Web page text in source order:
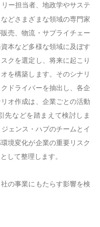
ー担当者、地政学やサステ
どさまざまな領域の専門家
売、物流・サプライチェー
本など多様な領域に及ぼす
クを選定し、将来に起こり
を構築します。そのシナリ
ドライバーを抽出し、各企
オ作成は、企業ごとの活動
先などを踏まえて検討しま
ェンス・ハブのチームとイ
境変化が企業の重要リスク
して整理します。
の事業にもたらす影響を検